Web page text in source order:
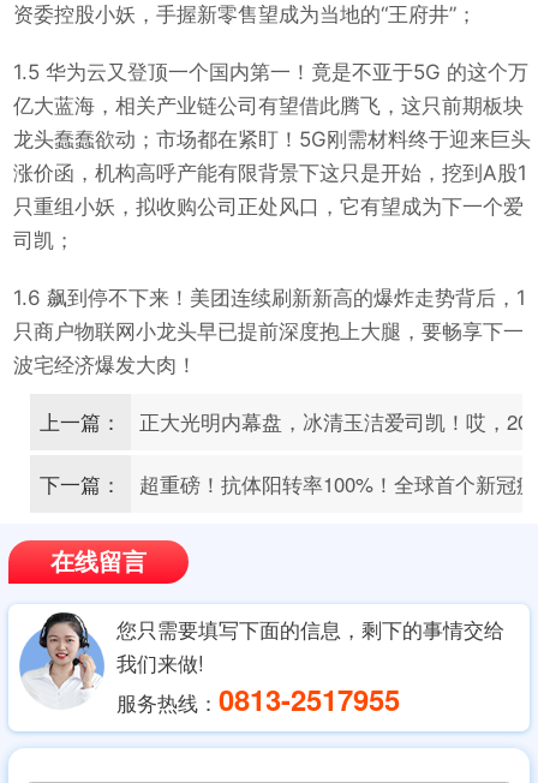
资委控股小妖，手握新零售望成为当地的“王府井”；
1.5 华为云又登顶一个国内第一！竟是不亚于5G 的这个万
亿大蓝海，相关产业链公司有望借此腾飞，这只前期板块
龙头蠢蠢欲动；市场都在紧盯！5G刚需材料终于迎来巨头
涨价函，机构高呼产能有限背景下这只是开始，挖到A股1
只重组小妖，拟收购公司正处风口，它有望成为下一个爱
司凯；
1.6 飙到停不下来！美团连续刷新新高的爆炸走势背后，1
只商户物联网小龙头早已提前深度抱上大腿，要畅享下一
波宅经济爆发大肉！
上一篇： 正大光明内幕盘，冰清玉洁爱司凯！哎，
下一篇： 超重磅！抗体阳转率100%！全球首个新冠
在线留言
您只需要填写下面的信息，剩下的事情交给
我们来做!
服务热线：0813-2517955